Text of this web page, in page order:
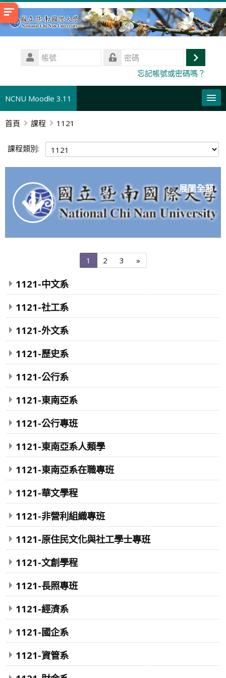
跳
至
號
登
忘記帳號或密碼嗎？
NCNU Moodle 3.11
正體中文 ‎(zh_tw)‎
搜
送
出
首頁 課程 1121
課程類別:
展開全部
1
1
2第
2
3
3
»下
一
1121-中文系
1121-社工系
1121-外文系
1121-歷史系
1121-公行系
1121-東南亞系
1121-公行專班
1121-東南亞系人類學
1121-東南亞系在職專班
1121-華文學程
1121-非營利組織專班
1121-原住民文化與社工學士專班
1121-文創學程
1121-長照專班
1121-經濟系
1121-國企系
1121-資管系